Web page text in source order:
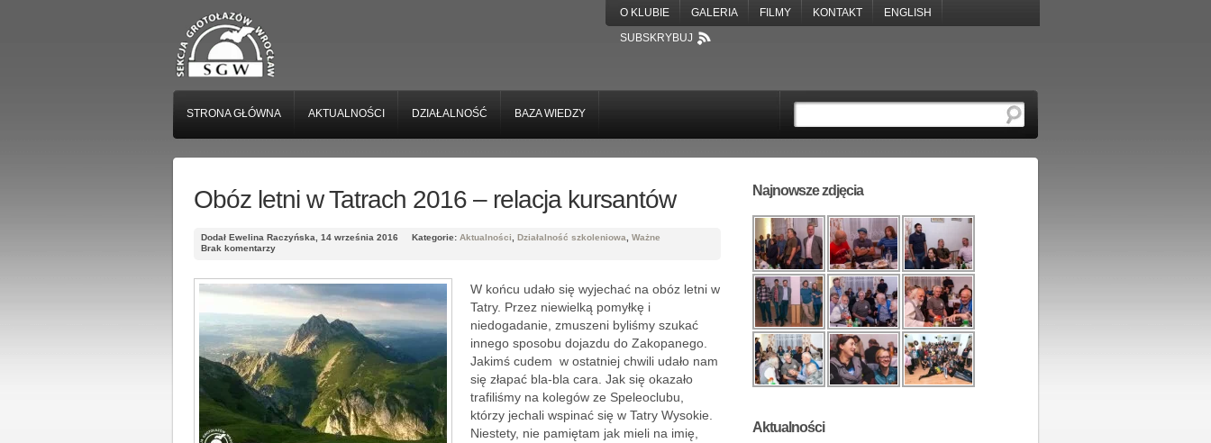
O KLUBIE GALERIA FILMY KONTAKT
ENGLISH
SUBSKRYBUJ
STRONA GŁÓWNA AKTUALNOŚCI DZIAŁALNOŚĆ BAZA WIEDZY
Obóz letni w Tatrach 2016 – relacja kursantów
Dodał Ewelina Raczyńska, 14 września 2016 Kategorie: Aktualności, Działalność szkoleniowa, Ważne
Brak komentarzy
W końcu udało się wyjechać na obóz letni w
Tatry. Przez niewielką pomyłkę i
niedogadanie, zmuszeni byliśmy szukać
innego sposobu dojazdu do Zakopanego.
Jakimś cudem w ostatniej chwili udało nam
się złapać bla-bla cara. Jak się okazało
trafiliśmy na kolegów ze Speleoclubu,
którzy jechali wspinać się w Tatry Wysokie.
Niestety, nie pamiętam jak mieli na imię,
Najnowsze zdjęcia
Aktualności